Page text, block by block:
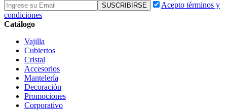
Acepto términos y
condiciones
Catálogo
Vajilla
Cubiertos
Cristal
Accesorios
Mantelería
Decoración
Promociones
Corporativo